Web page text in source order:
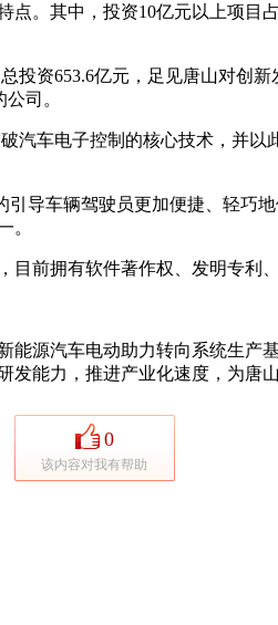
其中，投资10亿元以上项目
资653.6亿元，足见唐山对创
司。
车电子控制的核心技术，并以
车辆驾驶员更加便捷、轻巧
。
拥有软件著作权、发明专利
汽车电动助力转向系统生产
能力，推进产业化速度，为唐
0
该内容对我有帮助